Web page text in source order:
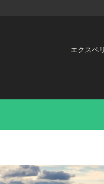
エクスペ